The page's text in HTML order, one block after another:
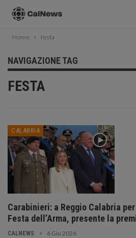
Home festa
NAVIGAZIONE TAG
FESTA
CALABRIA
Carabinieri: a Reggio Calabria
Festa dell’Arma, presente la
CALNEWS 6 Giu 2026